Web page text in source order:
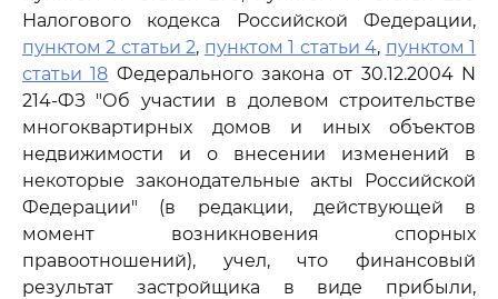
Налогового кодекса Российской Федерации,
пунктом 2 статьи 2, пунктом 1 статьи 4, пунктом 1
статьи 18 Федерального закона от 30.12.2004 N
214-ФЗ "Об участии в долевом строительстве
многоквартирных домов и иных объектов
недвижимости и о внесении изменений в
некоторые законодательные акты Российской
Федерации" (в редакции, действующей в
момент возникновения спорных
правоотношений), учел, что финансовый
результат застройщика в виде прибыли,